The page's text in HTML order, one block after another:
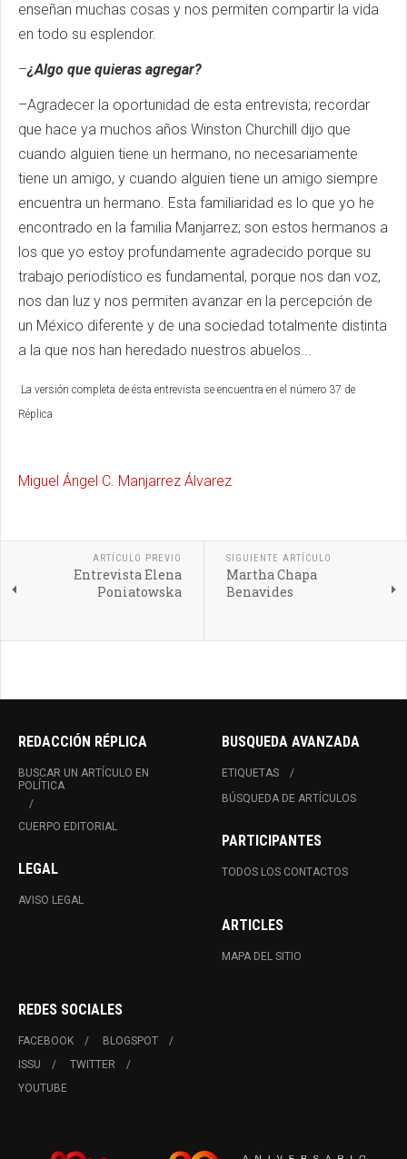
enseñan muchas cosas y nos permiten compartir la vida
en todo su esplendor.
–¿Algo que quieras agregar?
–Agradecer la oportunidad de esta entrevista; recordar
que hace ya muchos años Winston Churchill dijo que
cuando alguien tiene un hermano, no necesariamente
tiene un amigo, y cuando alguien tiene un amigo siempre
encuentra un hermano. Esta familiaridad es lo que yo he
encontrado en la familia Manjarrez; son estos hermanos a
los que yo estoy profundamente agradecido porque su
trabajo periodístico es fundamental, porque nos dan voz,
nos dan luz y nos permiten avanzar en la percepción de
un México diferente y de una sociedad totalmente distinta
a la que nos han heredado nuestros abuelos...
La versión completa de ésta entrevista se encuentra en el número 37 de
Réplica
Miguel Ángel C. Manjarrez Álvarez
ARTÍCULO PREVIO
Entrevista Elena
Poniatowska
SIGUIENTE ARTÍCULO
Martha Chapa
Benavides
REDACCIÓN RÉPLICA
BUSCAR UN ARTÍCULO EN
POLÍTICA
CUERPO EDITORIAL
LEGAL
AVISO LEGAL
BUSQUEDA AVANZADA
ETIQUETAS
BÚSQUEDA DE ARTÍCULOS
PARTICIPANTES
TODOS LOS CONTACTOS
ARTICLES
MAPA DEL SITIO
REDES SOCIALES
FACEBOOK
BLOGSPOT
ISSU
TWITTER
YOUTUBE